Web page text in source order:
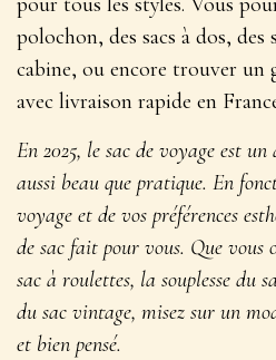
polochon, des sacs à dos, des
cabine, ou encore trouver un
avec livraison rapide en
En 2025, le sac de voyage est un
aussi beau que pratique. En
voyage et de vos préférences
de sac fait pour vous. Que vous
sac à roulettes, la souplesse du
du sac vintage, misez sur un
et bien pensé.